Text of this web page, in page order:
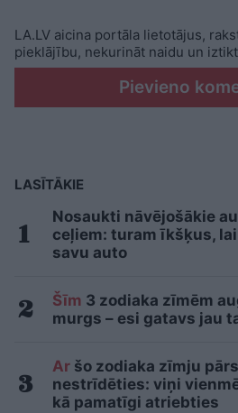
LA.LV aicina portāla lietotājus,
pieklājību, nekurināt naidu un
Pievieno
LASĪTĀKIE
Nosaukti nāvējošākie
ceļiem: turam īkšķus,
savu auto
Šīm 3 zodiaka zīmēm
murgs – esi gatavs jau
Ar šo zodiaka zīmju
nestrīdēties: viņi
kā pamatīgi atriebties